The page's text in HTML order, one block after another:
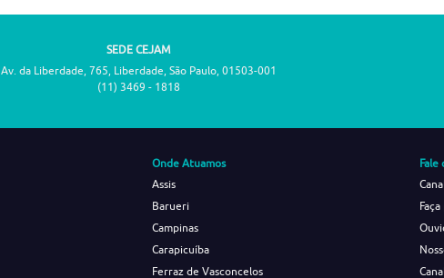
SEDE CEJAM
Av. da Liberdade, 765, Liberdade, São Paulo, 01503-001
(11) 3469 - 1818
Onde Atuamos
Assis
Barueri
Campinas
Carapicuíba
Ferraz de Vasconcelos
Fale